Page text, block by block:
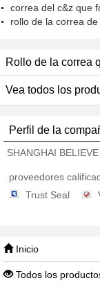
correa del c&z que
rollo de la correa
Rollo de la correa
Vea todos los
Perfil de la
SHANGHAI
proveedores
Trust Seal
Inicio
Todos los